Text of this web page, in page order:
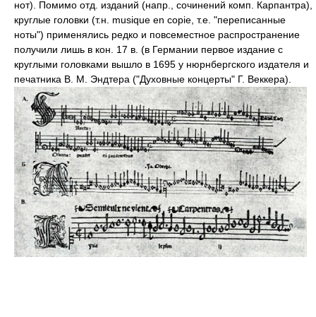
нот). Помимо отд. изданий (напр., сочинений комп. Карпантра),
круглые головки (т.н. musique en copie, т.е. "переписанные
ноты") применялись редко и повсеместное распространение
получили лишь в кон. 17 в. (в Германии первое издание с
круглыми головками вышло в 1695 у нюрнбергского издателя и
печатника В. М. Эндтера ("Духовные концерты" Г. Веккера).